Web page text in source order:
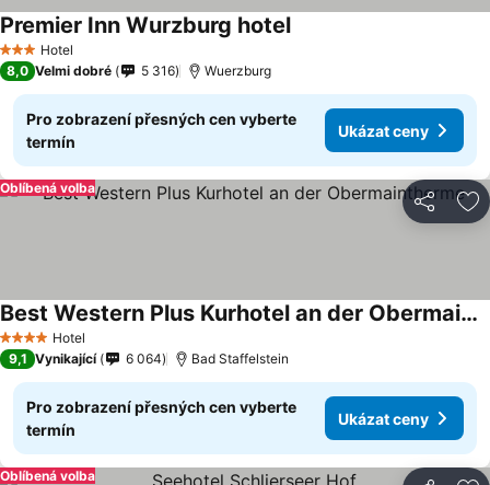
3 Počet hvězdiček
Hotel
Premier Inn Wurzburg hotelUkázat ceny
8,0 Velmi dobré 5 316 Wuerzburg
Pro zobrazení přesných cen vyberte
termín
Ukázat ceny
Sdílet
Oblíbená volba
4 Počet hvězdiček
Hotel
Best Western Plus Kurhotel an der Obermaintherme
Ukázat ceny
9,1 Vynikající 6 064 Bad Staffelstein
Pro zobrazení přesných cen vyberte
termín
Ukázat ceny
Oblíbená volba